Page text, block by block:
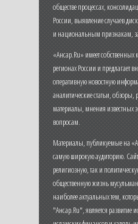
обществе процессах,
России, выявление случаев
и национальным признакам,
«Ансар.Ru» имеет
регионах России и предлагает
оперативную новостную
аналитические статьи, обзоры,
материалы, мнения известных
вопросам.
Материалы, публикуемые на
самую широкую аудиторию.
религиозную, так и
общественную жизнь
наиболее актуальных тем,
"Ансар.Ru", является развитие